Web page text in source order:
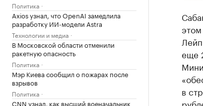
Политика
Axios узнал, что OpenAI замедлила
разработку ИИ-модели Astra
Технологии и медиа
В Московской области отменили
ракетную опасность
Политика
Мэр Киева сообщил о пожарах после
взрывов
Политика
CNN узнал, как высший военачальник
еще
в